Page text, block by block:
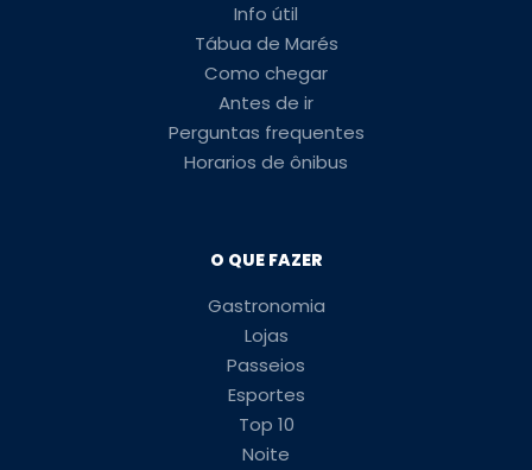
Info útil
Tábua de Marés
Como chegar
Antes de ir
Perguntas frequentes
Horarios de ônibus
O QUE FAZER
Gastronomia
Lojas
Passeios
Esportes
Top 10
Noite